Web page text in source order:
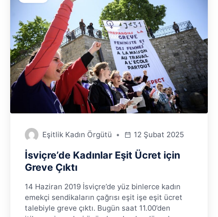
Eşitlik Kadın Örgütü 12 Şubat 2025
İsviçre’de Kadınlar Eşit Ücret için
Greve Çıktı
14 Haziran 2019 İsviçre’de yüz binlerce kadın
emekçi sendikaların çağrısı eşit işe eşit ücret
talebiyle greve çıktı. Bugün saat 11.00’den